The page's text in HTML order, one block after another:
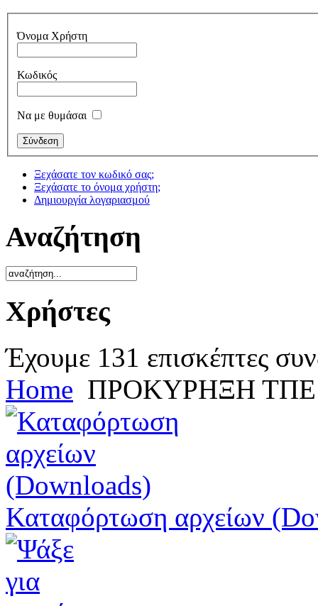
Όνομα Χρήστη
Κωδικός
Να με θυμάσαι
Ξεχάσατε τον κωδικό σας;
Ξεχάσατε το όνομα χρήστη;
Δημιουργία λογαριασμού
Αναζήτηση
Χρήστες
Έχουμε 131 επισκέπτες
Home ΠΡΟΚΥΡΗΞΗ ΤΠΕ
Καταφόρτωση αρχείων